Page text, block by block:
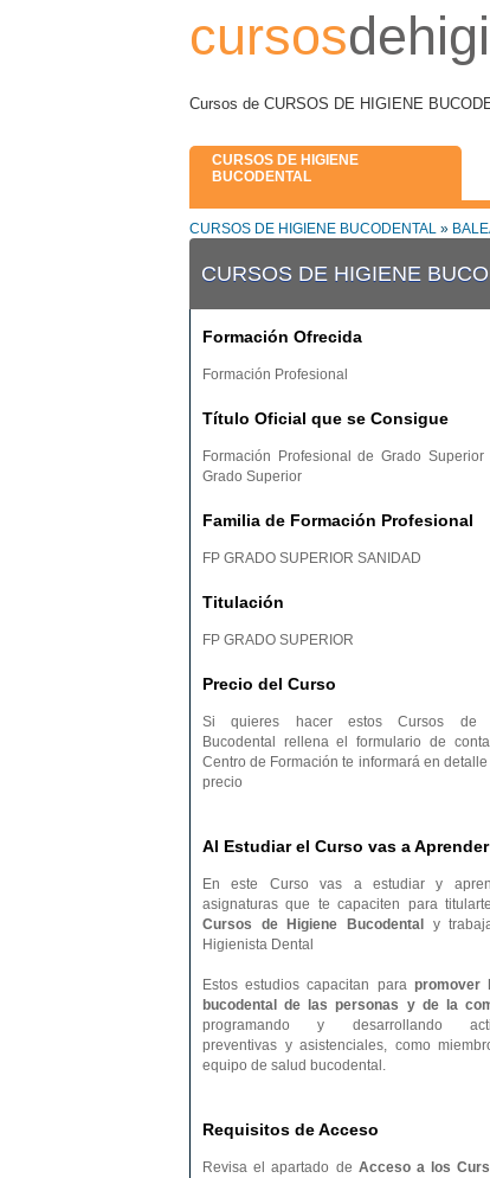
cursos
Cursos de CURSOS DE HIGIENE
CURSOS DE HIGIENE
BUCODENTAL
CURSOS DE HIGIENE BUCODENTAL »
CURSOS DE HIGIENE
Formación Ofrecida
Formación Profesional
Título Oficial que se Consigue
Formación Profesional de Grado
Grado Superior
Familia de Formación Profesional
FP GRADO SUPERIOR SANIDAD
Titulación
FP GRADO SUPERIOR
Precio del Curso
Si quieres hacer estos Cursos de
Bucodental rellena el formulario de
Centro de Formación te informará en detalle
precio
Al Estudiar el Curso vas a Aprender
En este Curso vas a estudiar y
asignaturas que te capaciten para
Cursos de Higiene Bucodental
y
Higienista Dental
Estos estudios capacitan para promover
bucodental de las personas y de la
programando y desarrollando
preventivas y asistenciales, como
equipo de salud bucodental.
Requisitos de Acceso
Revisa el apartado de Acceso a los